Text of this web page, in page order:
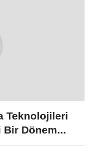
Teknolojileri
Bir Dönem...